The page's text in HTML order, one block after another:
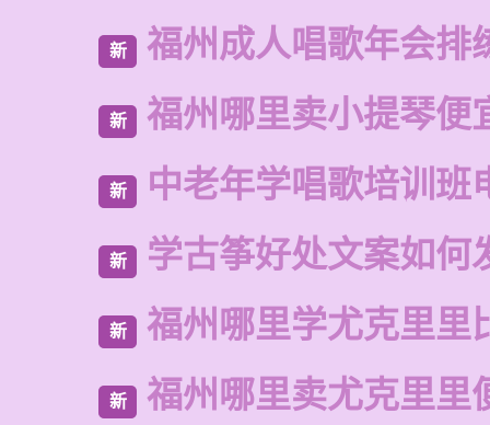
新 福州成人唱歌年会排
新 福州哪里卖小提琴便
新 中老年学唱歌培训班
新 学古筝好处文案如何
新 福州哪里学尤克里里
新 福州哪里卖尤克里里